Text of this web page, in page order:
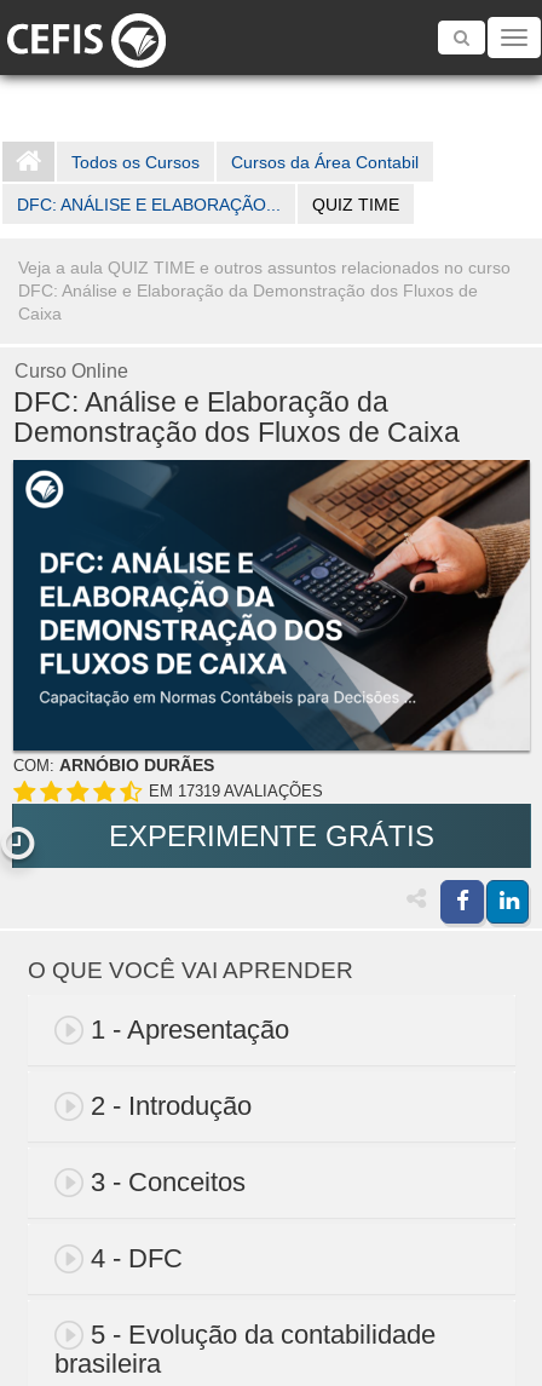
Toggle
Todos os Cursos Cursos da Área Contabil
DFC: ANÁLISE E ELABORAÇÃO... QUIZ TIME
Veja a aula QUIZ TIME e outros assuntos relacionados no curso
DFC: Análise e Elaboração da Demonstração dos Fluxos de
Caixa
Curso Online
DFC: Análise e Elaboração da
Demonstração dos Fluxos de Caixa
COM: ARNÓBIO DURÃES
EM 17319 AVALIAÇÕES
EXPERIMENTE GRÁTIS
O QUE VOCÊ VAI APRENDER
1 - Apresentação
2 - Introdução
3 - Conceitos
4 - DFC
5 - Evolução da contabilidade
brasileira